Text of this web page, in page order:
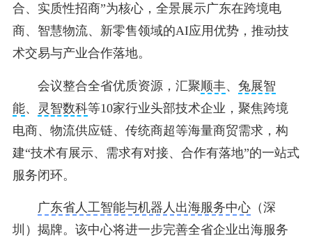
合、实质性招商”为核心，全景展示广东在跨境电
商、智慧物流、新零售领域的AI应用优势，推动技
术交易与产业合作落地。
会议整合全省优质资源，汇聚顺丰、 兔展智
能、 灵智数科等10家行业头部技术企业，聚焦跨境
电商、物流供应链、传统商超等海量商贸需求，构
建“技术有展示、需求有对接、合作有落地”的一站式
服务闭环。
广东省人工智能与机器人出海服务中心（深
圳）揭牌。该中心将进一步完善全省企业出海服务